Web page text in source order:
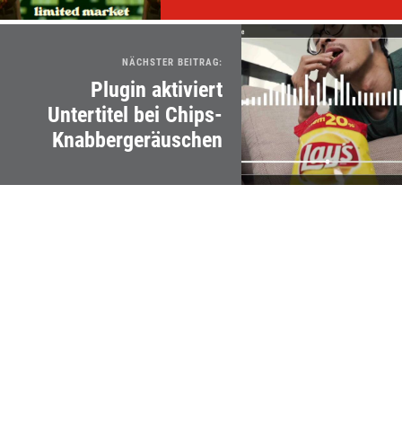
NÄCHSTER BEITRAG:
Plugin aktiviert
Untertitel bei Chips-
Knabbergeräuschen